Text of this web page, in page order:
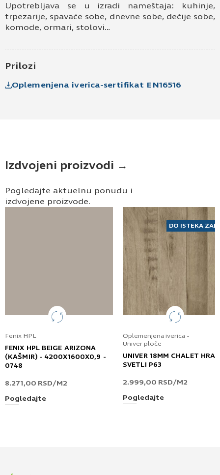
privatnosti
*
Prijavljujem se za vesti i obaveštenja putem
Upotrebljava se u izradi nameštaja: kuhinje,
trpezarije, spavaće sobe, dnevne sobe, dečije sobe,
komode, ormari, stolovi…
Prilozi
Oplemenjena iverica-sertifikat EN16516
Izdvojeni proizvodi →
Pogledajte aktuelnu ponudu i
izdvojene proizvode.
Fenix HPL
FENIX HPL BEIGE ARIZONA
(KAŠMIR) - 4200X1600X0,9 -
0748
8.271,00 RSD/M2
Pogledajte
DO ISTEKA
Oplemenjena iverica -
Univer ploče
UNIVER 18MM CHALET
SVETLI P63
2.999,00 RSD/M2
Pogledajte